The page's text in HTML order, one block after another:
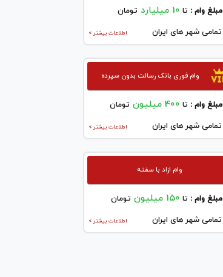
مبلغ وام :تا 10 میلیارد تومان
اطلاعات بیشتر > تمامی شهر های ایران
وام فوری بانک رسالت بدون سپرده
مبلغ وام :تا 400 میلیون تومان
اطلاعات بیشتر > تمامی شهر های ایران
وام ازاد با سفته
مبلغ وام :تا 150 میلیون تومان
اطلاعات بیشتر > تمامی شهر های ایران